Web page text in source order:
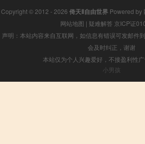
Copyright © 2012 - 2026 倚天Ⅱ自由世界Powered by
网站地图 | 疑难解答 京ICP证
声明：本站内容来自互联网，如信息有错误可发邮件
会及时纠正，谢谢
本站仅为个人兴趣爱好，不接盈利性
小男孩